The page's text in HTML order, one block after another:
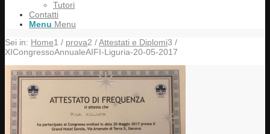
Tutori
Contatti
Menu Menu
Sei in: Home1 / prova2 /Attestati e Diplomi3 /
XICongressoAnnualeAIFI-Liguria-20-05-2017